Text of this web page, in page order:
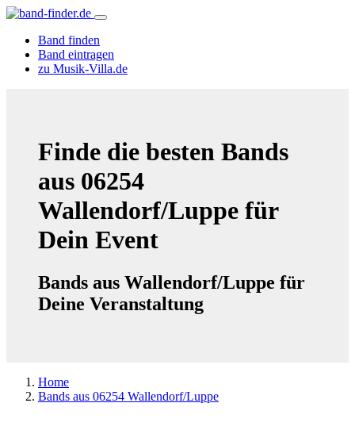
Band finden
Band eintragen
zu Musik-Villa.de
Finde die besten Bands
aus 06254
Wallendorf/Luppe für
Dein Event
Bands aus Wallendorf/Luppe für
Deine Veranstaltung
Home
Bands aus 06254 Wallendorf/Luppe